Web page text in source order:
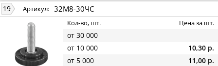
19 Артикул: 32М8-30ЧС
Кол-во, шт. Цена за шт.
от 30 000
от 10 000
10,30 р.
от 5 000
11,00 р.